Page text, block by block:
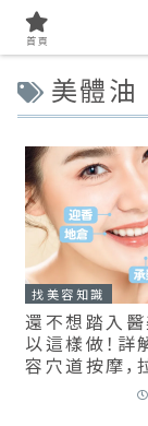
美體油
找美容知識
還不想踏入醫
以這樣做！詳
容穴道按摩，
首頁